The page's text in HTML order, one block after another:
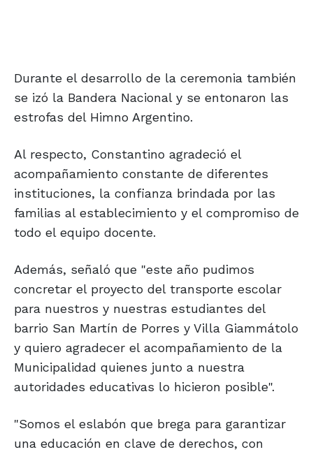
Durante el desarrollo de la ceremonia también
se izó la Bandera Nacional y se entonaron las
estrofas del Himno Argentino.
Al respecto, Constantino agradeció el
acompañamiento constante de diferentes
instituciones, la confianza brindada por las
familias al establecimiento y el compromiso de
todo el equipo docente.
Además, señaló que "este año pudimos
concretar el proyecto del transporte escolar
para nuestros y nuestras estudiantes del
barrio San Martín de Porres y Villa Giammátolo
y quiero agradecer el acompañamiento de la
Municipalidad quienes junto a nuestra
autoridades educativas lo hicieron posible".
"Somos el eslabón que brega para garantizar
una educación en clave de derechos, con